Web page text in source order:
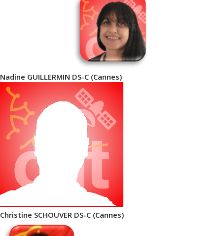
Nadine GUILLERMIN DS-C (Cannes)
Christine SCHOUVER DS-C (Cannes)